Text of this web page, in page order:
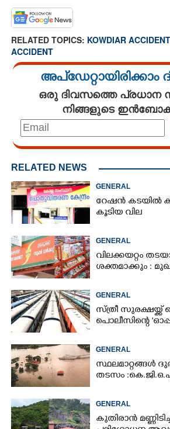
RELATED TOPICS: KOWDIAR ACCIDENT
ACCIDENT
ഒരു ദിവസത്തെ പ്രധാന
നിങ്ങളുടെ
RELATED NEWS
GENERAL
റേഷൻ കടയിൽ
കൂടിയ വില
GENERAL
വിലക്കയറ്റം
ശക്തമാക്കും :
GENERAL
സ്ത്രീ സുരക്ഷയ്ക്ക്
പൊലീസിന്റെ
GENERAL
സ്ഥലമാറ്റങ്ങൾ
തടസം
GENERAL
കുതിരാൻ